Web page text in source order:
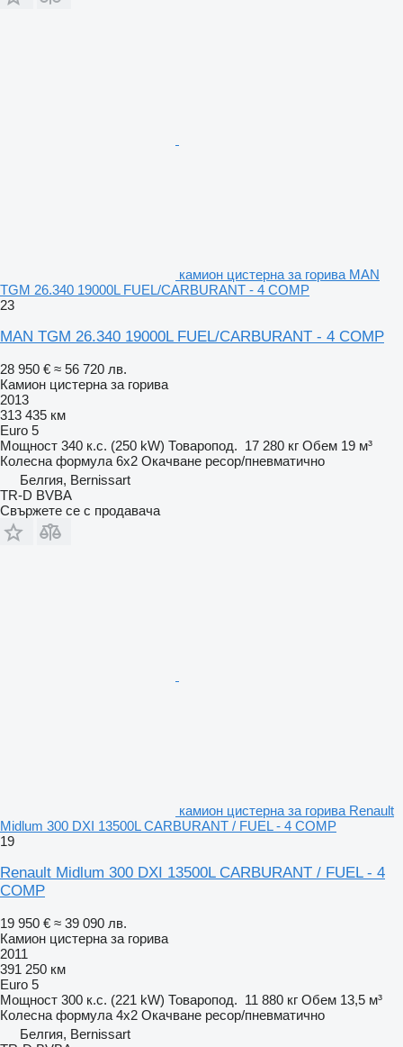
камион цистерна за горива MAN
TGM 26.340 19000L FUEL/CARBURANT - 4 COMP
23
MAN TGM 26.340 19000L FUEL/CARBURANT - 4 COMP
28 950 € ≈ 56 720 лв.
Камион цистерна за горива
2013
313 435 км
Euro 5
Мощност 340 к.с. (250 kW) Товаропод. 17 280 кг Обем 19 м³
Колесна формула 6x2 Окачване ресор/пневматично
Белгия, Bernissart
TR-D BVBA
Свържете се с продавача
камион цистерна за горива Renault
Midlum 300 DXI 13500L CARBURANT / FUEL - 4 COMP
19
Renault Midlum 300 DXI 13500L CARBURANT / FUEL - 4
COMP
19 950 € ≈ 39 090 лв.
Камион цистерна за горива
2011
391 250 км
Euro 5
Мощност 300 к.с. (221 kW) Товаропод. 11 880 кг Обем 13,5 м³
Колесна формула 4x2 Окачване ресор/пневматично
Белгия, Bernissart